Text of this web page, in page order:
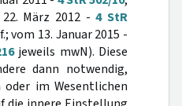
März 2012 -4 StR
vom 13. Januar 2015 -
jeweils mwN). Diese
dann notwendig,
im Wesentlichen